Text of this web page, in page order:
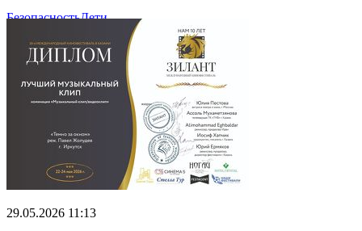
БезопасностьДети
29.05.2026 11:13